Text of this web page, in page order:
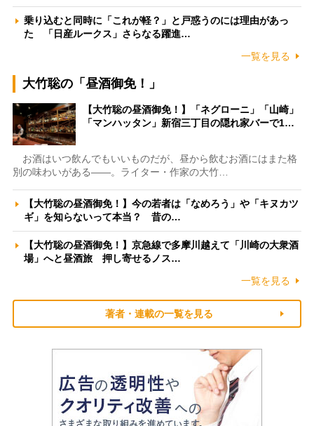
乗り込むと同時に「これが軽？」と戸惑うのには理由があっ
た 「日産ルークス」さらなる躍進…
一覧を見る
大竹聡の「昼酒御免！」
【大竹聡の昼酒御免！】「ネグローニ」「山崎」
「マンハッタン」新宿三丁目の隠れ家バーで1…
お酒はいつ飲んでもいいものだが、昼から飲むお酒にはまた格
別の味わいがある――。ライター・作家の大竹…
【大竹聡の昼酒御免！】今の若者は「なめろう」や「キヌカツ
ギ」を知らないって本当？ 昔の…
【大竹聡の昼酒御免！】京急線で多摩川越えて「川崎の大衆酒
場」へと昼酒旅 押し寄せるノス…
一覧を見る
著者・連載の一覧を見る